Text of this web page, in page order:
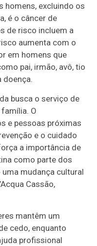
homens, excluindo os
é o câncer de
de risco incluem a
aumenta com o
em homens que
pai, irmão, avô, tio
doença.
busca o serviço de
O
e pessoas próximas
e o cuidado
a importância de
como parte dos
mudança cultural
Cassão,
mantêm um
cedo, enquanto
profissional